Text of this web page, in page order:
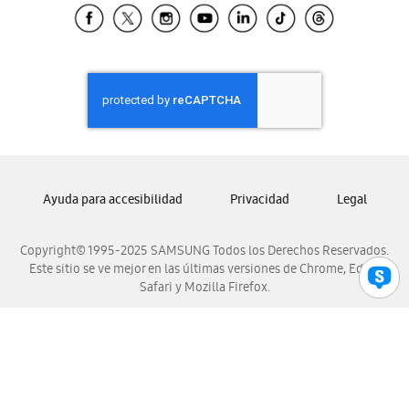
Samsung El Salvador
Samsung Honduras
Samsung Nicaragua
Samsung Panamá
Samsung Venezuela
Copyright© 1995-2025 SAMSUNG Todos los Derechos Reservados.
Este sitio se ve mejor en las últimas versiones de Chrome, Edge,
Safari y Mozilla Firefox.
Ayuda para accesibilidad Privacidad Legal